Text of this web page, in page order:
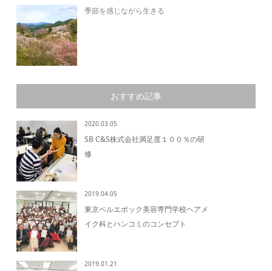
季節を感じながら生きる
おすすめ記事
2020.03.05
SB C&S株式会社満足度１００％の研
修
2019.04.05
東京ベルエポック美容専門学校ヘアメ
イク科とハンコミのコンセプト
2019.01.21